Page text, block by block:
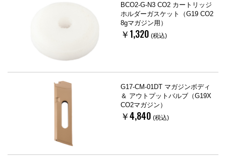
BCO2-G-N3 CO2 カートリッジ
ホルダーガスケット（G19 CO2
8gマガジン用）
￥1,320 (税込)
G17-CM-01DT マガジンボディ
＆ アウトプットバルブ（G19X
CO2マガジン）
￥4,840 (税込)